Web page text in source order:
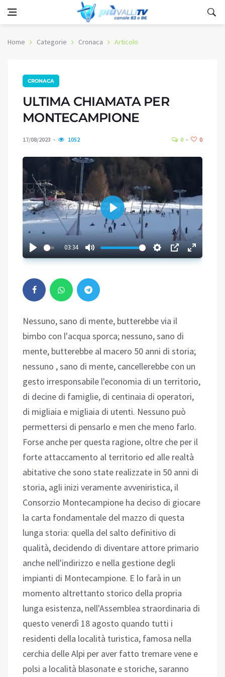
Home Categorie Cronaca Articolo
CRONACA
ULTIMA CHIAMATA PER
MONTECAMPIONE
17/08/2023 1052 0 0
03:34
Play
Nessuno, sano di mente, butterebbe via il
bimbo con l'acqua sporca; nessuno, sano di
mente, butterebbe al macero 50 anni di storia;
nessuno , sano di mente, cancellerebbe con un
gesto irresponsabile l'economia di un territorio,
di decine di famiglie, di centinaia di operatori,
di migliaia e migliaia di utenti. Nessuno può
permettersi di pensarlo e men che meno farlo.
Forse anche per questa ragione, oltre che per il
forte attaccamento al territorio ed alle realtà
abitative che sono state realizzate in 50 anni di
storia, agli inizi veramente avveniristica, il
Consorzio Montecampione ha deciso di giocare
la carta fondamentale del mazzo di questa
lunga storia: quella del salto definitivo di
qualità, decidendo di diventare attore primario
anche nell'indirizzo e nella gestione degli
impianti di Montecampione. E lo farà in un
momento altrettanto storico della propria
lunga esistenza, nell'Assemblea straordinaria di
questo venerdì 18 agosto quando tutti i
residenti della località turistica, famosa nella
cerchia delle Alpi per aver fatto tremare vene e
polsi a località blasonate e storiche, saranno